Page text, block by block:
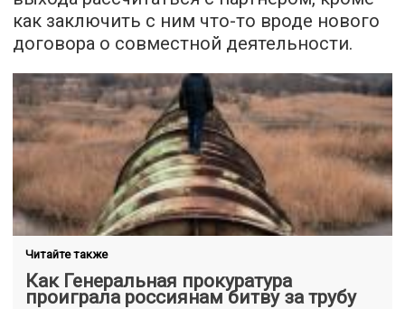
как заключить с ним что-то вроде нового
договора о совместной деятельности.
Читайте также
Как Генеральная прокуратура
проиграла россиянам битву за трубу